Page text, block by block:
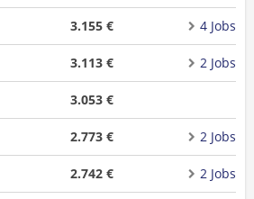
3.155 € 4 Jobs
3.113 € 2 Jobs
3.053 €
2.773 € 2 Jobs
2.742 € 2 Jobs